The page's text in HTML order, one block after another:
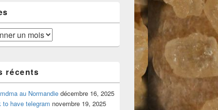
récents
au Normandie décembre 16, 2025
to have telegram novembre 19, 2025